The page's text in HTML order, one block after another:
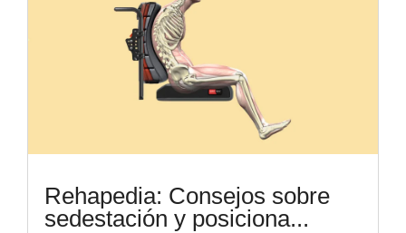
Rehapedia: Consejos sobre
sedestación y posiciona...